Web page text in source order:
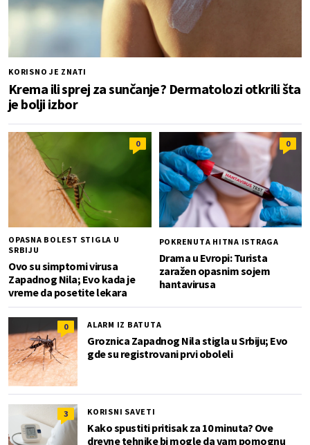
KORISNO JE ZNATI
Krema ili sprej za sunčanje? Dermatolozi otkrili šta
je bolji izbor
0
OPASNA BOLEST STIGLA U
SRBIJU
Ovo su simptomi virusa
Zapadnog Nila; Evo kada je
vreme da posetite lekara
0
POKRENUTA HITNA ISTRAGA
Drama u Evropi: Turista
zaražen opasnim sojem
hantavirusa
0 ALARM IZ BATUTA
Groznica Zapadnog Nila stigla u Srbiju; Evo
gde su registrovani prvi oboleli
3 KORISNI SAVETI
Kako spustiti pritisak za 10 minuta? Ove
drevne tehnike bi mogle da vam pomognu